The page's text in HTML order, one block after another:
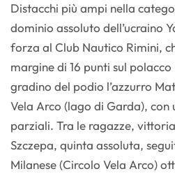
Distacchi più ampi nella
dominio assoluto dell’ucraino
forza al Club Nautico Rimini,
margine di 16 punti sul
gradino del podio l’azzurro
Vela Arco (lago di Garda), con
parziali. Tra le ragazze,
Szczepa, quinta assoluta,
Milanese (Circolo Vela Arco)